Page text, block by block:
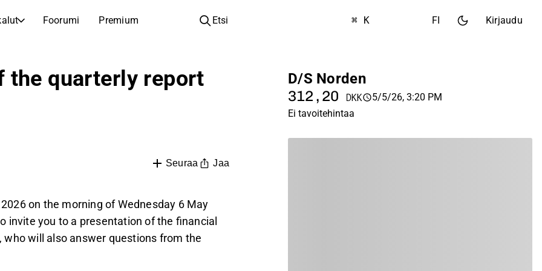
Foorumi Premium
Yhtiöt
Selaa ja suodata listattujen yhtiöiden listaa
Uudet listautumiset ja tulevat pörssiannit
Yhtiökokousten päivämäärät ja osakkeenomistajatiedot
Analyysikoulu
Opi lukemaan ja ymmärtämään osakeanalyysiä
Sijoitustietoa jokaiselle tasolle, ensiaskeleista edistyneisiin salkkustrategioihin.
Etsi ⌘ K FI Kirjaudu
the quarterly report
Seuraa Jaa
on the morning of Wednesday 6 May
invite you to a presentation of the financial
who will also answer questions from the
D/S Norden
312,20 DKK
5/5/26, 3:20 PM
Ei tavoitehintaa